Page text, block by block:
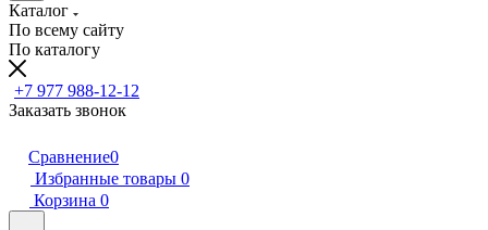
Каталог
По всему сайту
По каталогу
+7 977 988-12-12
Заказать звонок
Сравнение0
Избранные товары 0
Корзина 0